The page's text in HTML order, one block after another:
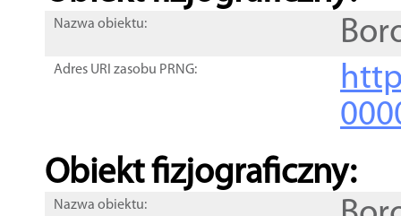
Nazwa obiektu:
Adres URI zasobu PRNG:
Obiekt fizjograficzny:
Nazwa obiektu: